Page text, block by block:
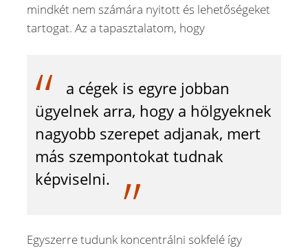
mindkét nem számára nyitott és lehetőségeket
tartogat. Az a tapasztalatom, hogy
a cégek is egyre jobban
ügyelnek arra, hogy a hölgyeknek
nagyobb szerepet adjanak, mert
más szempontokat tudnak
képviselni.
Egyszerre tudunk koncentrálni sokfelé így